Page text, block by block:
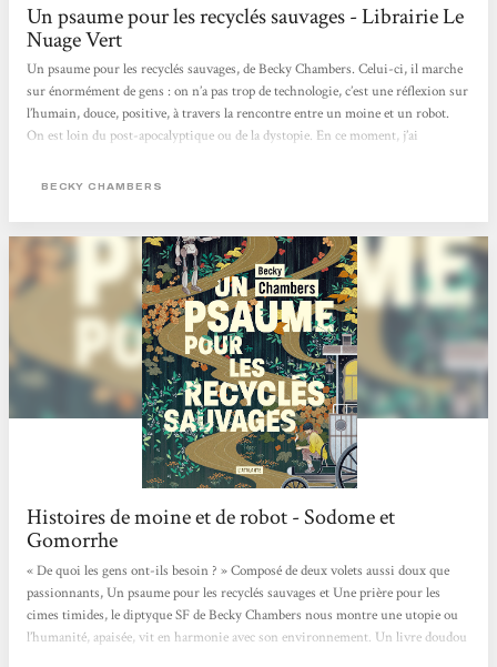
Un psaume pour les recyclés sauvages - Librairie Le
Nuage Vert
Un psaume pour les recyclés sauvages, de Becky Chambers. Celui-ci, il marche
sur énormément de gens : on n’a pas trop de technologie, c’est une réflexion sur
l’humain, douce, positive, à travers la rencontre entre un moine et un robot.
On est loin du post-apocalyptique ou de la dystopie. En ce moment, j’ai
que les gens ont besoin de ça. [...]
BECKY CHAMBERS
Histoires de moine et de robot - Sodome et
Gomorrhe
« De quoi les gens ont-ils besoin ? » Composé de deux volets aussi doux que
passionnants, Un psaume pour les recyclés sauvages et Une prière pour les
cimes timides, le diptyque SF de Becky Chambers nous montre une utopie ou
l’humanité, apaisée, vit en harmonie avec son environnement. Un livre doudou